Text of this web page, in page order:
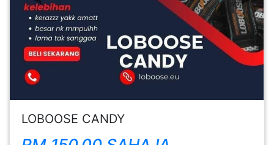
LOBOOSE CANDY
PERNIAGAAN
RUNCIT(1)
FESYEN
WANITA(0)
KECANTIKAN(7)